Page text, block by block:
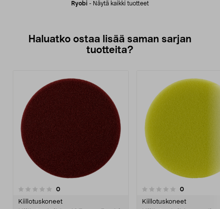
Ryobi - Näytä kaikki tuotteet
Haluatko ostaa lisää saman sarjan
tuotteita?
0arvostelut
Kiillotuskoneet
0.0 viidestä
0arvostelut
Kiillotuskoneet
0.0 viidestä